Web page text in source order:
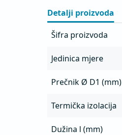
Detalji proizvoda
Šifra proizvoda
Jedinica mjere
Prečnik Ø D1 (mm)
Termička izolacija
Dužina l (mm)